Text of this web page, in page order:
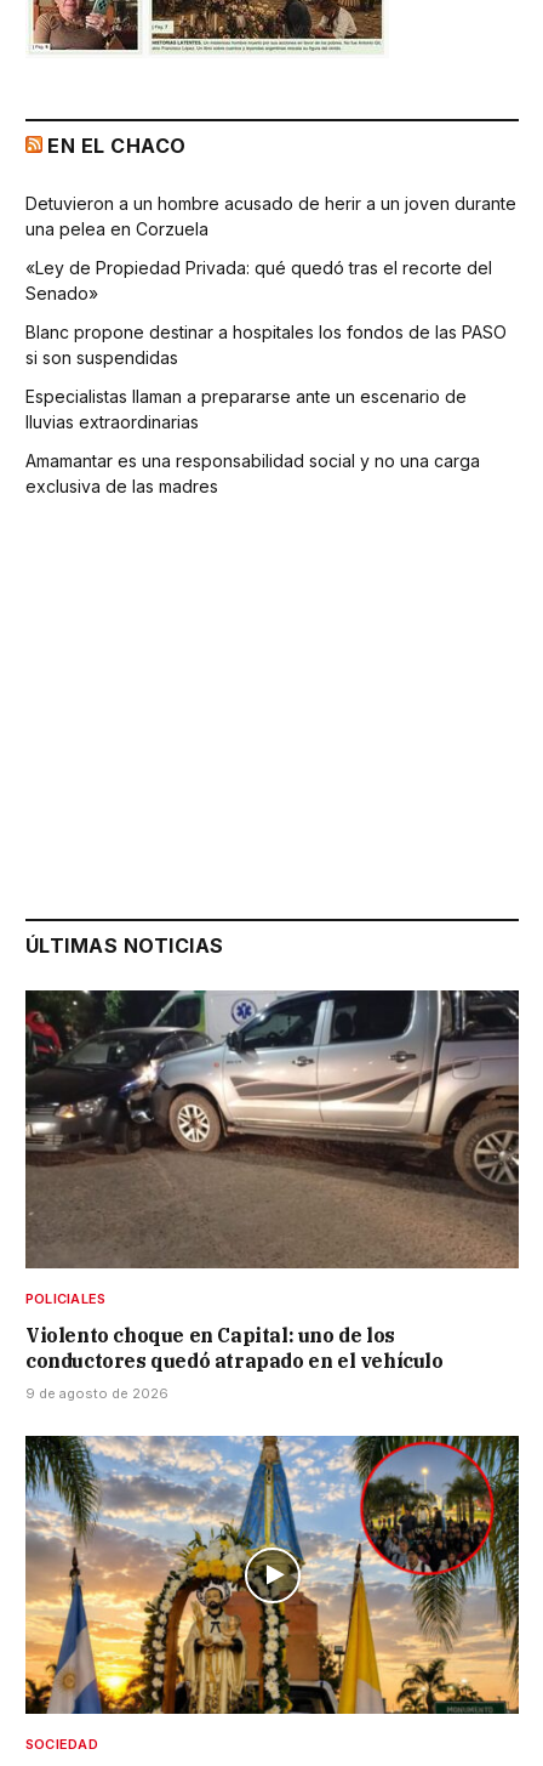
EN EL CHACO
Detuvieron a un hombre acusado de herir a un joven durante
una pelea en Corzuela
«Ley de Propiedad Privada: qué quedó tras el recorte del
Senado»
Blanc propone destinar a hospitales los fondos de las PASO
si son suspendidas
Especialistas llaman a prepararse ante un escenario de
lluvias extraordinarias
Amamantar es una responsabilidad social y no una carga
exclusiva de las madres
ÚLTIMAS NOTICIAS
POLICIALES
Violento choque en Capital: uno de los
conductores quedó atrapado en el vehículo
9 de agosto de 2026
SOCIEDAD